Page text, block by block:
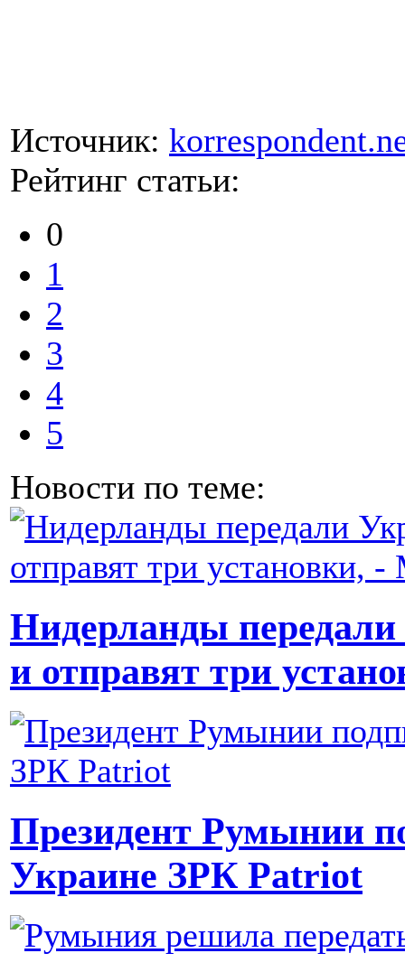
Источник:
Рейтинг статьи:
0
1
2
3
4
5
Новости по теме:
Нидерланды
и отправят три
Президент Румынии
Украине ЗРК Patriot